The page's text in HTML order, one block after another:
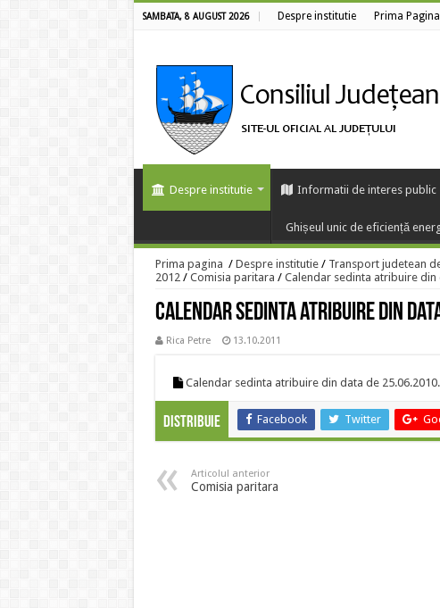
SAMBATA, 8 AUGUST 2026 Despre institutie Prima Pagina
Despre institutie Informatii de interes public
Ghișeul unic de eficiență
Prima pagina / Despre institutie / Transport judetean
2012 / Comisia paritara / Calendar sedinta atribuire din
Calendar sedinta atribuire din
Rica Petre 13.10.2011
Calendar sedinta atribuire din data de
Distribuie Facebook Twitter
Articolul anterior
Comisia paritara